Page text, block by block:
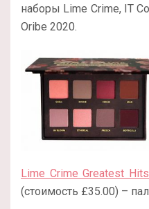
наборы Lime Crime, IT
Oribe 2020.
Lime Crime Greatest
(стоимость £35.00) –